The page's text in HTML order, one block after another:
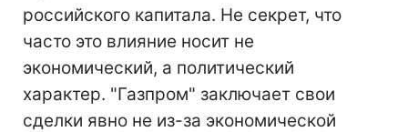
российского капитала. Не секрет, что
часто это влияние носит не
экономический, а политический
характер. "Газпром" заключает свои
сделки явно не из-за экономической